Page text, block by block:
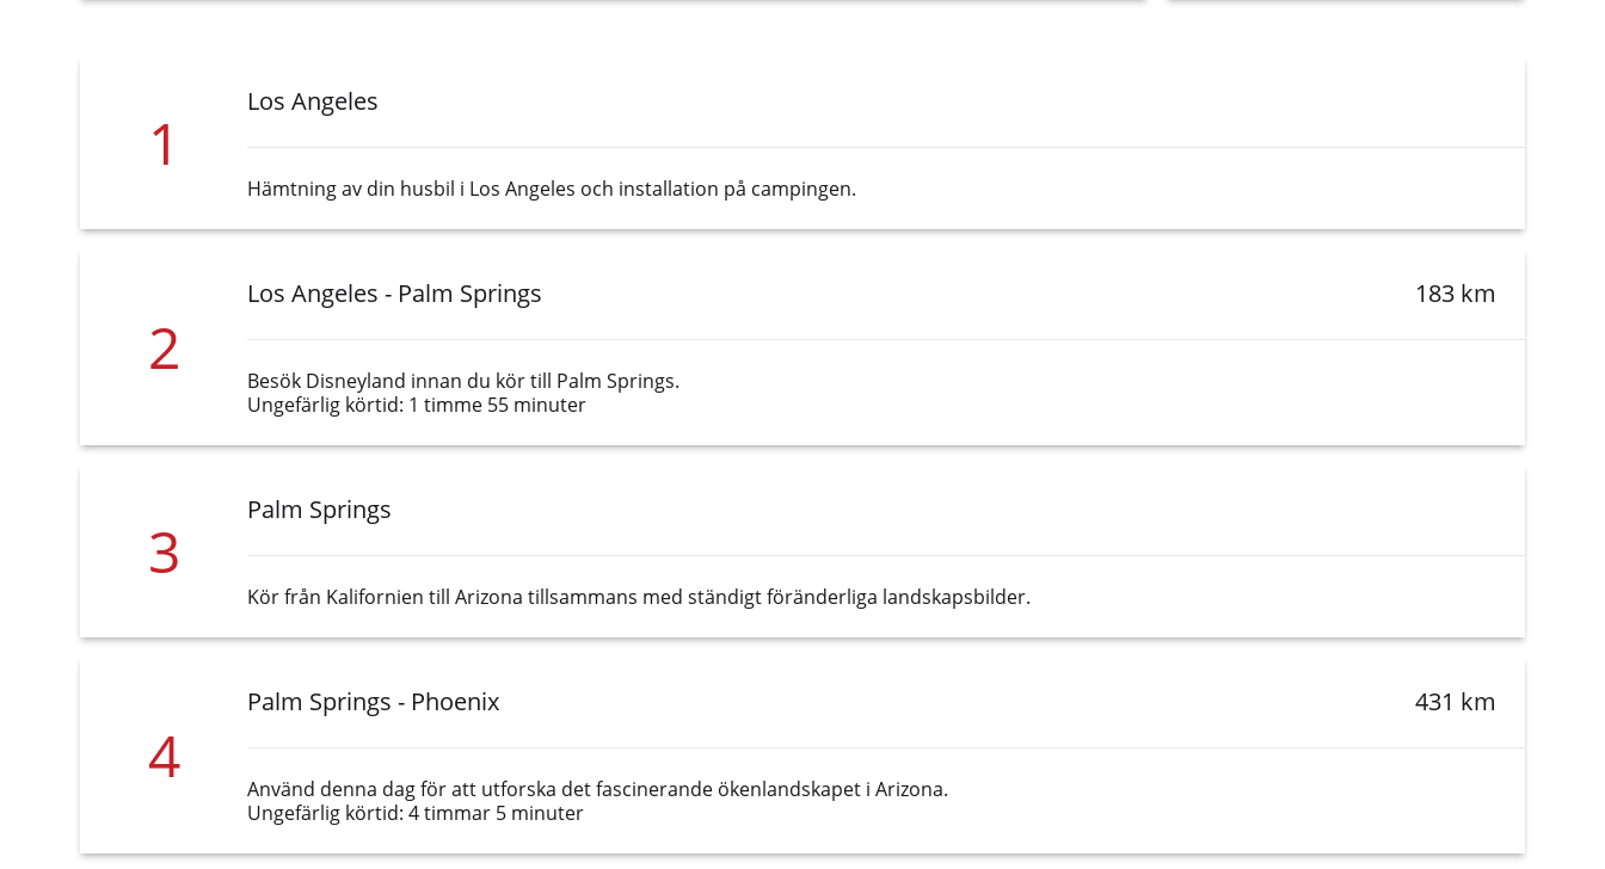
1
Los Angeles
Hämtning av din husbil i Los Angeles och installation på campingen.
2
Los Angeles - Palm Springs 183 km
Besök Disneyland innan du kör till Palm Springs.
Ungefärlig körtid: 1 timme 55 minuter
3
Palm Springs
Kör från Kalifornien till Arizona tillsammans med ständigt föränderliga landskapsbilder.
4
Palm Springs - Phoenix 431 km
Använd denna dag för att utforska det fascinerande ökenlandskapet i Arizona.
Ungefärlig körtid: 4 timmar 5 minuter